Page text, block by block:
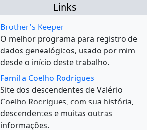
Links
Brother's Keeper
O melhor programa para registro de
dados genealógicos, usado por mim
desde o início deste trabalho.
Família Coelho Rodrigues
Site dos descendentes de Valério
Coelho Rodrigues, com sua história,
descendentes e muitas outras
informações.